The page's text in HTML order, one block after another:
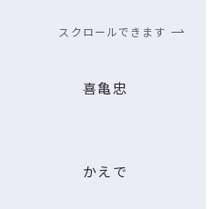
スクロールできます
喜亀忠
かえで